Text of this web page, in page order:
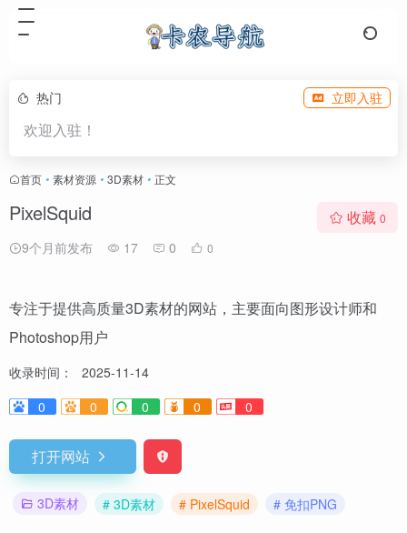
热门 立即入驻
欢迎入驻！
首页 • 素材资源 • 3D素材 • 正文
PixelSquid
9个月前发布 17 0 0
收藏 0
专注于提供高质量3D素材的网站，主要面向图形设计师和
Photoshop用户
收录时间：
2025-11-14
0
0 0 0 0
打开网站
3D素材 # 3D素材 # PixelSquid # 免扣PNG